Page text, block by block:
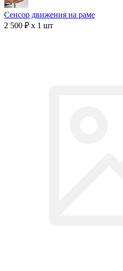
Сенсор движения на раме
2 500 ₽ x 1 шт